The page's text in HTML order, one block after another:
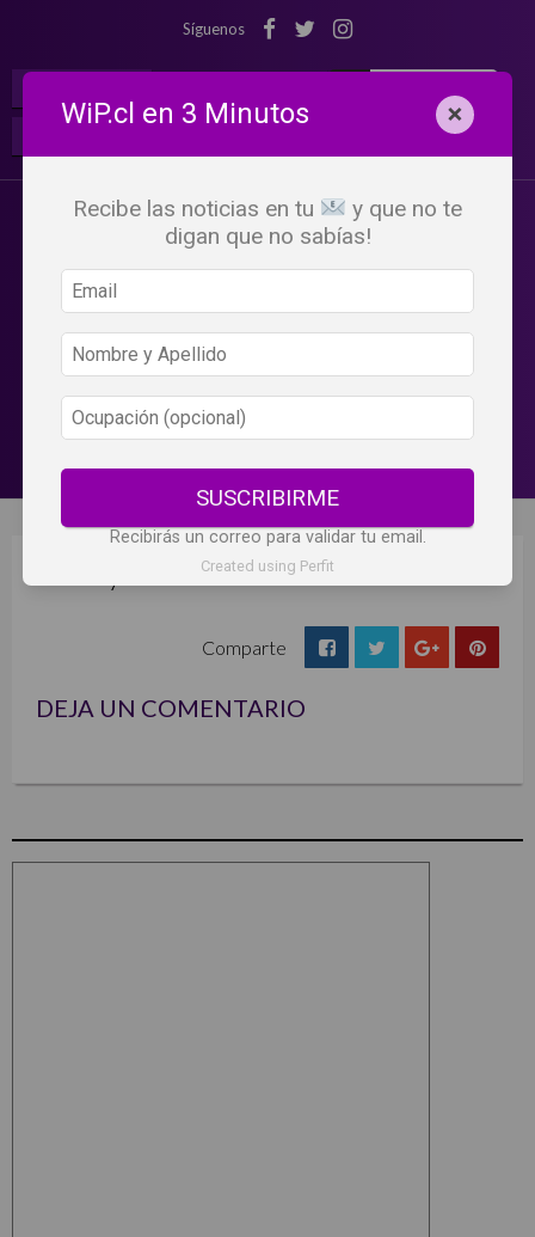
Síguenos
Comparte
DEJA UN COMENTARIO
WiP.cl en 3 Minutos ×
Recibe las noticias en tu
y que no te
digan que no sabías!
SUSCRIBIRME
Recibirás un correo para validar tu email.
Created using Perfit